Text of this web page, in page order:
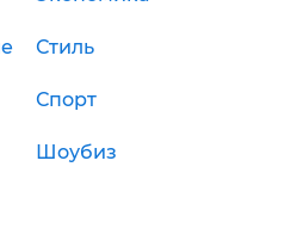
Стиль
Спорт
Шоубиз